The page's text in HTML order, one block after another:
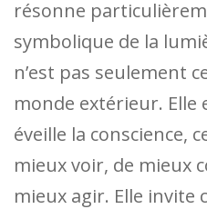
résonne
symbolique de la
n’est pas seulement
monde extérieur. Elle
éveille la conscience,
mieux voir, de mieux
mieux agir. Elle invite